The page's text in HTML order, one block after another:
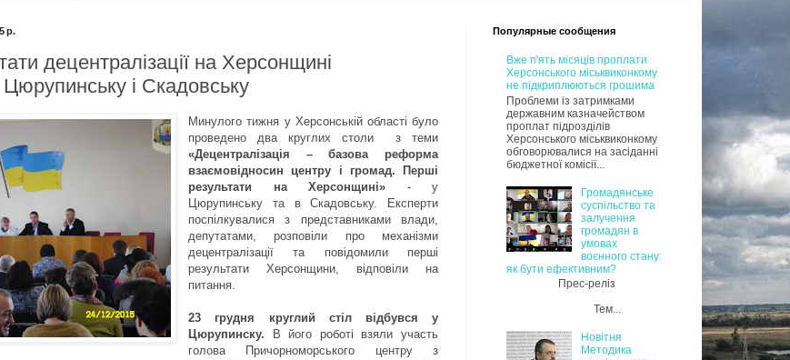
р.
децентралізації на Херсонщині
і Скадовську
Минулого тижня у Херсонській області було
проведено два круглих столи з теми
«Децентралізація – базова реформа
взаємовідносин центру і громад. Перші
результати на Херсонщині» - у
Цюрупинську та в Скадовську. Експерти
поспілкувалися з представниками влади,
депутатами, розповіли про механізми
децентралізації та повідомили перші
результати Херсонщини, відповіли на
питання.
23 грудня круглий стіл відбувся у
Цюрупинску. В його роботі взяли участь
голова Причорноморського центру з
Популярные сообщения
Вже п'ять місяців проплати
Херсонського міськвиконкому
не підкриплюються грошима
Проблеми із затримками
державним казначейством
проплат підрозділів
Херсонського міськвиконкому
обговорювалися на засіданні
бюджетної комісії...
Громадянське
суспільство та
залучення
громадян в
умовах
воєнного стану:
як бути ефективним?
Прес-реліз
Тем...
Новітня
Методика